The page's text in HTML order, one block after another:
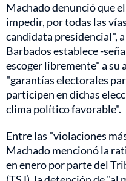
Machado denunció que
impedir, por todas las
candidata presidencial",
Barbados establece -
escoger libremente" a su
"garantías electorales
participen en dichas
clima político favorable".
Entre las "violaciones
Machado mencionó la
en enero por parte del